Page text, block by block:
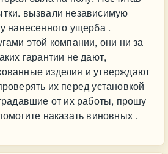
вызвали независимую
нанесенного ущерба .
этой компании, они ни за
гарантии не дают,
изделия и утверждают
их перед установкой
от их работы, прошу
наказать виновных .